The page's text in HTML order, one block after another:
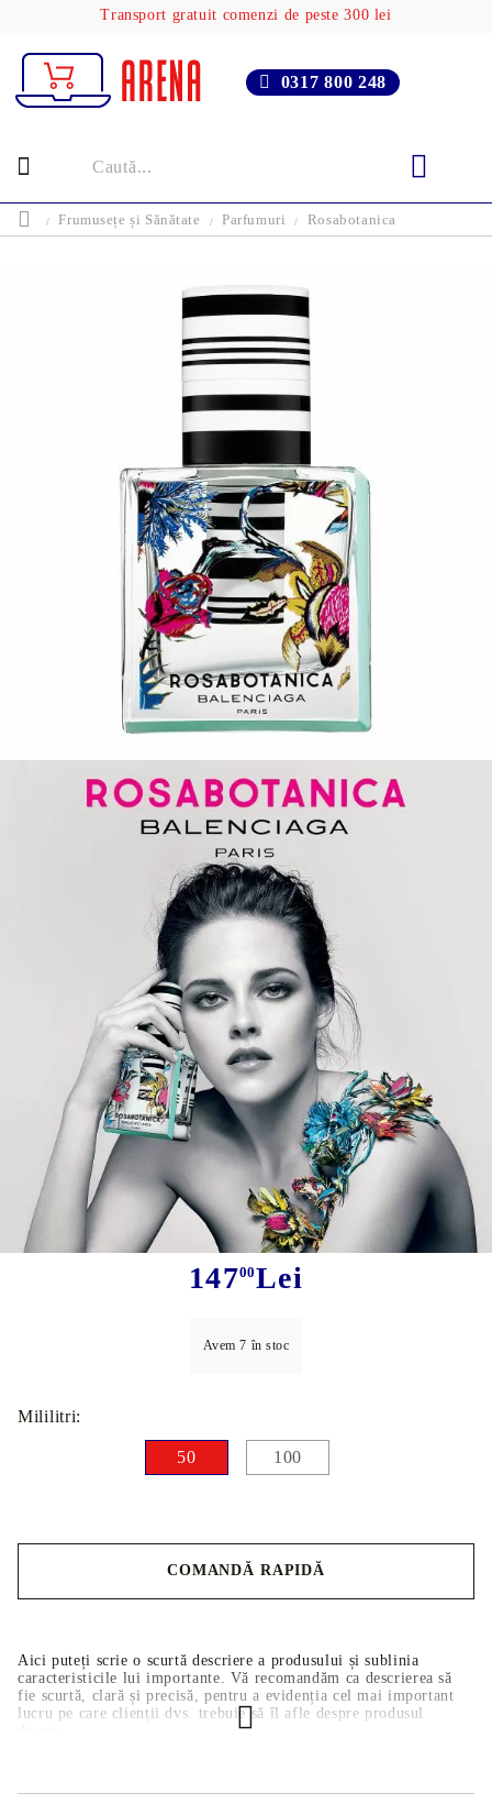
Transport gratuit comenzi de peste 300 lei
0317 800 248
Frumusețe și Sănătate Parfumuri Rosabotanica
Tweet
Rosabotanica
14700Lei
Avem7 în stoc
Aici puteți scrie o scurtă descriere a produsului și sublinia
caracteristicile lui importante. Vă recomandăm ca descrierea să
fie scurtă, clară și precisă, pentru a evidenția cel mai important
lucru pe care clienții dvs. trebuie să îl afle despre produsul
Mililitri:
50 100
COMANDĂ RAPIDĂ